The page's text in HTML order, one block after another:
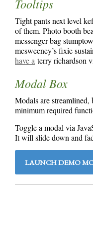
Tooltips
Tight pants next level
of them. Photo booth
messenger bag
mcsweeney’s fixie
have a terry richardson
Modal Box
Modals are
minimum required
Toggle a modal via
It will slide down and
LAUNCH DEMO